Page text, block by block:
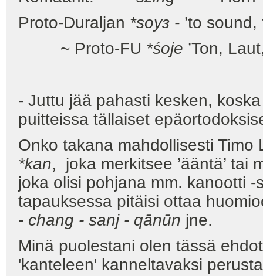
Proto-Duraljan *soyз - ’to sound,
~ Proto-FU *śoje ’Ton,
- Juttu jää pahasti kesken,
puitteissa tällaiset
Onko takana mahdollisesti
*kan, joka merkitsee ’ääntä’ tai
joka olisi pohjana mm. kanootti
tapauksessa pitäisi ottaa
- chang - sanj - qānūn jne.
Minä puolestani olen tässä
'kanteleen' kanneltavaksi